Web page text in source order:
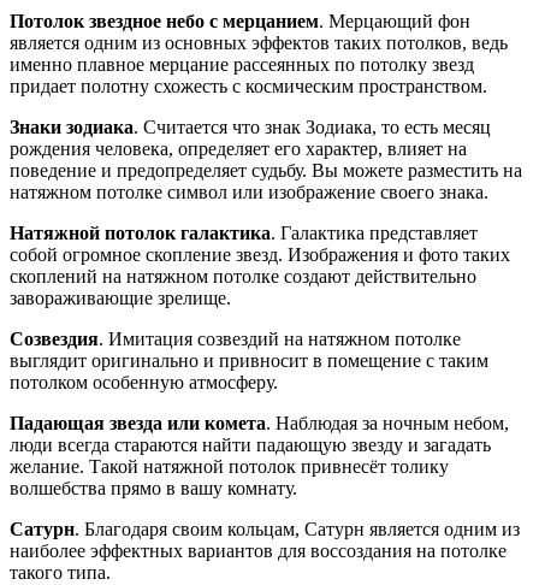
Потолок звездное небо с мерцанием. Мерцающий фон
является одним из основных эффектов таких потолков, ведь
именно плавное мерцание рассеянных по потолку звезд
придает полотну схожесть с космическим пространством.
Знаки зодиака. Считается что знак Зодиака, то есть месяц
рождения человека, определяет его характер, влияет на
поведение и предопределяет судьбу. Вы можете разместить на
натяжном потолке символ или изображение своего знака.
Натяжной потолок галактика. Галактика представляет
собой огромное скопление звезд. Изображения и фото таких
скоплений на натяжном потолке создают действительно
завораживающие зрелище.
Созвездия. Имитация созвездий на натяжном потолке
выглядит оригинально и привносит в помещение с таким
потолком особенную атмосферу.
Падающая звезда или комета. Наблюдая за ночным небом,
люди всегда стараются найти падающую звезду и загадать
желание. Такой натяжной потолок привнесёт толику
волшебства прямо в вашу комнату.
Сатурн. Благодаря своим кольцам, Сатурн является одним из
наиболее эффектных вариантов для воссоздания на потолке
такого типа.